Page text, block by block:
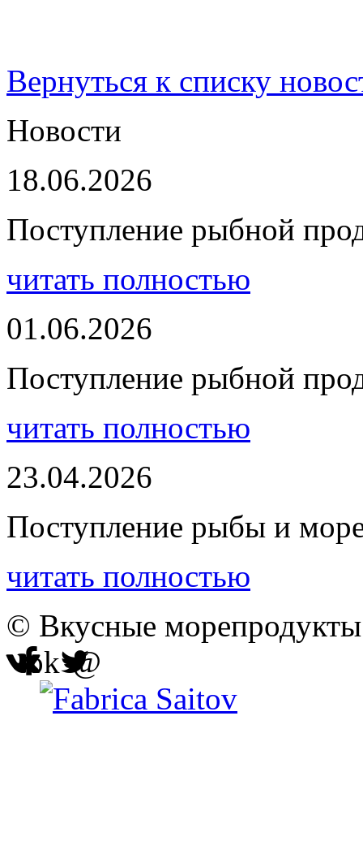
Вернуться к списку
Новости
18.06.2026
Поступление рыбной
читать полностью
01.06.2026
Поступление рыбной
читать полностью
23.04.2026
Поступление рыбы и
читать полностью
© Вкусные
ok @